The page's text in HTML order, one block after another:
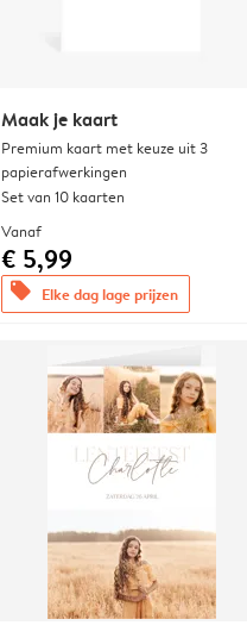
Maak je kaart
Premium kaart met keuze uit 3
papierafwerkingen
Set van 10 kaarten
Vanaf
€ 5,99
offers Elke dag lage prijzen